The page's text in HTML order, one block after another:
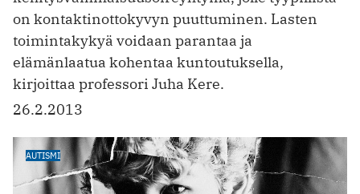
on kontaktinottokyvyn puuttuminen. Lasten
toimintakykyä voidaan parantaa ja
elämänlaatua kohentaa kuntoutuksella,
kirjoittaa professori Juha Kere.
26.2.2013
AUTISMI